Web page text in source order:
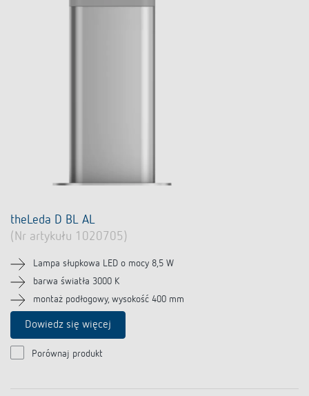
theLeda D BL AL
(Nr artykułu 1020705)
Lampa słupkowa LED o mocy 8,5 W
barwa światła 3000 K
montaż podłogowy, wysokość 400 mm
Dowiedz się więcej
Porównaj produkt